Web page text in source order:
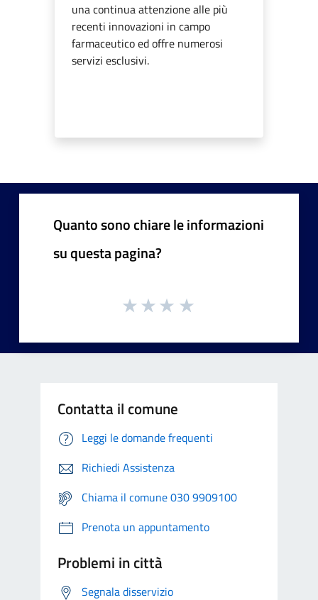
una continua attenzione alle più
recenti innovazioni in campo
farmaceutico ed offre numerosi
servizi esclusivi.
Quanto sono chiare le informazioni
su questa pagina?
Contatta il comune
Leggi le domande frequenti
Richiedi Assistenza
Chiama il comune 030 9909100
Prenota un appuntamento
Problemi in città
Segnala disservizio